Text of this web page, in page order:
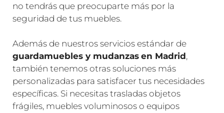
no tendrás que preocuparte más por la
seguridad de tus muebles.
Además de nuestros servicios estándar de
guardamuebles y mudanzas en Madrid,
también tenemos otras soluciones más
personalizadas para satisfacer tus necesidades
específicas. Si necesitas trasladas objetos
frágiles, muebles voluminosos o equipos